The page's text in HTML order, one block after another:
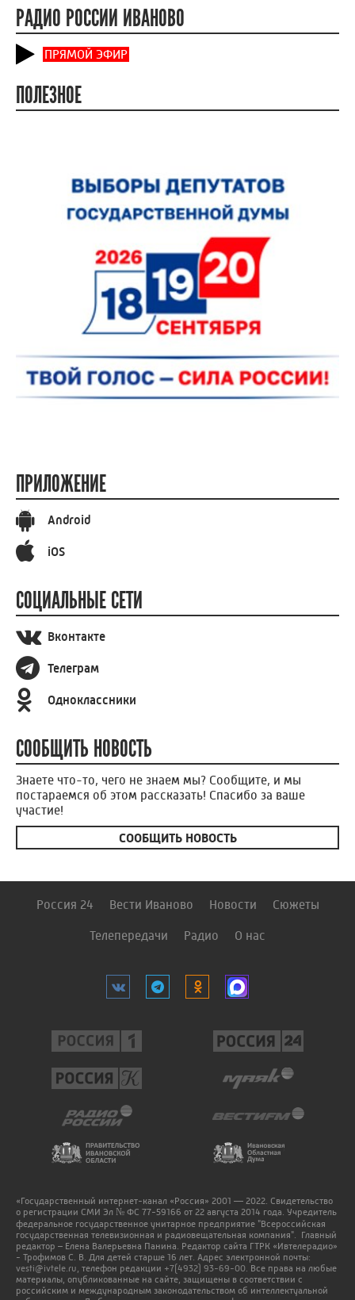
РАДИО РОССИИ ИВАНОВО
ПРЯМОЙ ЭФИР
ПОЛЕЗНОЕ
ПРИЛОЖЕНИЕ
Android
iOS
СОЦИАЛЬНЫЕ СЕТИ
Вконтакте
Телеграм
Одноклассники
СООБЩИТЬ НОВОСТЬ
Знаете что-то, чего не знаем мы? Сообщите, и мы
постараемся об этом рассказать! Спасибо за ваше
участие!
СООБЩИТЬ НОВОСТЬ
Россия 24 Вести Иваново Новости Сюжеты
Телепередачи Радио О нас
«Государственный интернет-канал «Россия» 2001 — 2022. Свидетельство
о регистрации СМИ Эл № ФС 77-59166 от 22 августа 2014 года. Учредитель
федеральное государственное унитарное предприятие "Всероссийская
государственная телевизионная и радиовещательная компания". Главный
редактор – Елена Валерьевна Панина. Редактор сайта ГТРК «Ивтелерадио»
- Трофимов С. В. Для детей старше 16 лет. Адрес электронной почты:
vesti@ivtele.ru, телефон редакции +7(4932) 93-69-00. Все права на любые
материалы, опубликованные на сайте, защищены в соответствии с
российским и международным законодательством об интеллектуальной